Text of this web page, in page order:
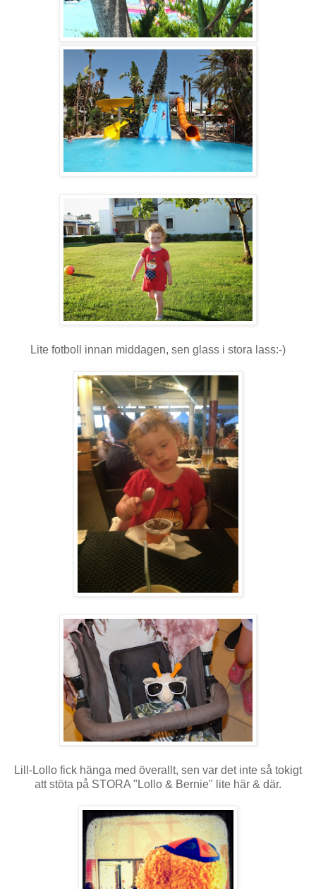
Lite fotboll innan middagen, sen glass i stora lass:-)
Lill-Lollo fick hänga med överallt, sen var det inte så tokigt
att stöta på STORA "Lollo & Bernie" lite här & där.